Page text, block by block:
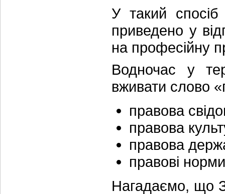
У такий
приведено у
на професійну
Водночас у
вживати слово
правова
правова
правова
правові
Нагадаємо, що